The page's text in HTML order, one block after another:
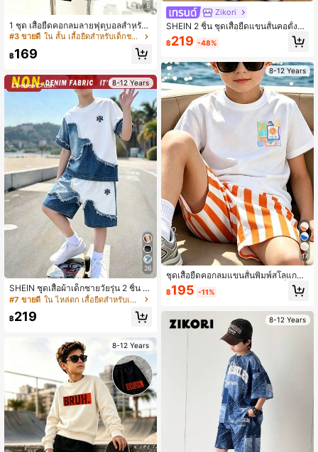
5
1 ชุด เสื้อยืดคอกลมลายฟุตบอลสำหรับเ
ด็กชายวัยรุ่น + กางเกงขาสั้น, แฟชั่นฤดู
#3 ขายดี ใน สั้น เสื้อยืดสำหรับเด็กชายวัยรุ่น
฿169
8-12 Years
26
SHEIN ชุดเสื้อผ้าเด็กชายวัยรุ่น 2 ชิ้น ส
ไตล์แฟชั่นอเนกประสงค์ สวมใส่สบาย ล
สไตล์สตรีท เหมาะสำหรับงานปาร์ตี้วัน
วมใส่ง่ายและสบาย ตัวเลือกแรกสำหรับ
ฤดูร้อน เสื้อผ้าแฟชั่นลำลอง สตรีทแวร์ฤ
ดูใบไม้ผลิ/ฤดูร้อน/ฤดูใบไม้ร่วง ชุดลำล
องสำหรับไปโรงเรียน
#7 ขายดี ใน ไหล่ตก เสื้อยืดสำหรับเด็กชายวัยรุ่น
฿219
8-12 Years
Zikori
SHEIN 2 ชิ้น ชุดเสื้อยืดแขนสั้นคอตั้งแ
บบสบายๆ สำหรับเด็กผู้ชาย/วัยรุ่น แต่ง
แพทช์ และกางเกงขาสั้น
฿219 -48%
8-12 Years
17
ชุดเสื้อยืดคอกลมแขนสั้นพิมพ์สโลแกนภ
าษาอังกฤษสไตล์พักผ่อนสำหรับเด็กชาย
วัยรุ่น 2 ชิ้น พร้อมกางเกงขาสั้นกีฬา เห
ดูร้อน สบายๆ สวมใส่สบาย สิ่งที่ต้องมีใ
นฤดูร้อน เสื้อผ้าแฟชั่นลำลอง เสื้อผ้าสต
รีทแวร์ฤดูใบไม้ผลิ/ฤดูร้อน ชุดลำลองกล
างแจ้ง ปาร์ตี้กลับโรงเรียน เหมาะสำหรั
฿195 -11%
8-12 Years